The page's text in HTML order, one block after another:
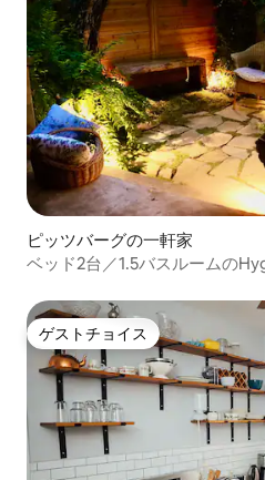
ピッツバーグの一軒家
ベッド2台／1.5バスルームの
ゲストチョイス
ゲストチョイス